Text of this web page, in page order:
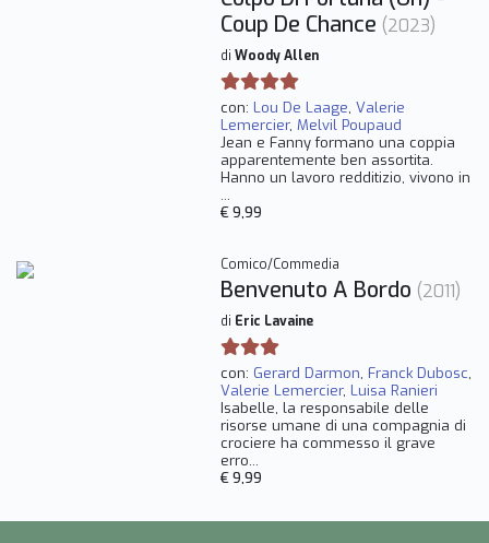
Coup De Chance (2023)
di Woody Allen
con: Lou De Laage, Valerie
Lemercier, Melvil Poupaud
Jean e Fanny formano una coppia
apparentemente ben assortita.
Hanno un lavoro redditizio, vivono in
...
€ 9,99
Comico/Commedia
Benvenuto A Bordo (2011)
di Eric Lavaine
con: Gerard Darmon, Franck Dubosc,
Valerie Lemercier, Luisa Ranieri
Isabelle, la responsabile delle
risorse umane di una compagnia di
crociere ha commesso il grave
erro...
€ 9,99